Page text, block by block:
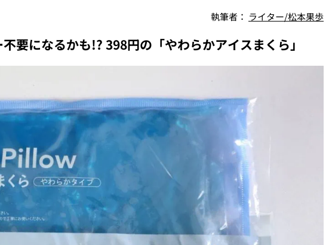
執筆者： ライター/松本果歩
要になるかも!? 398円の「やわらかアイスまくら」